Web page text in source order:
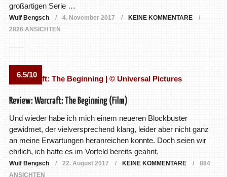
großartigen Serie …
Wulf Bengsch 4. November 2017
KEINE KOMMENTARE
2826 ANSICHTEN
6.5/10
Review: Warcraft: The Beginning (Film)
Und wieder habe ich mich einem neueren Blockbuster
gewidmet, der vielversprechend klang, leider aber nicht ganz
an meine Erwartungen heranreichen konnte. Doch seien wir
ehrlich, ich hatte es im Vorfeld bereits geahnt.
Wulf Bengsch 22. August 2017 KEINE KOMMENTARE
884
ANSICHTEN